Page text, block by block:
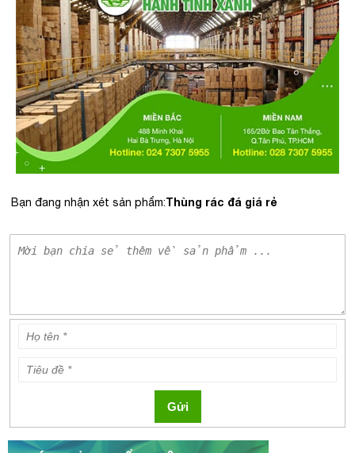
Bạn đang nhận xét sản phẩm:Thùng rác đá giá rẻ
Gửi